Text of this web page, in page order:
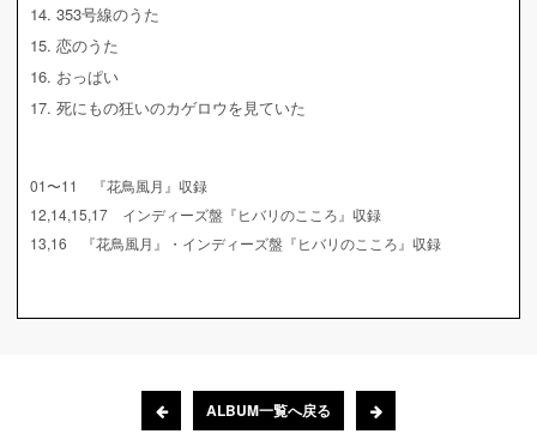
14. 353号線のうた
15. 恋のうた
16. おっぱい
17. 死にもの狂いのカゲロウを見ていた
01〜11 『花鳥風月』収録
12,14,15,17 インディーズ盤『ヒバリのこころ』収録
13,16 『花鳥風月』・インディーズ盤『ヒバリのこころ』収録
ALBUM一覧へ戻る